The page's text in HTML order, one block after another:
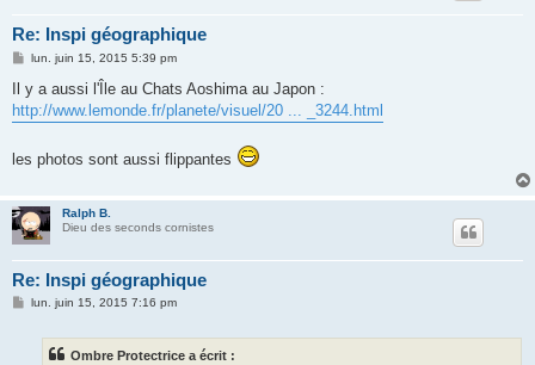
Re: Inspi géographique
M
s
s
a
lun. juin 15, 2015 5:39 pm
Il y a aussi l'Île au Chats Aoshima au Japon :
http://www.lemonde.fr/planete/visuel/20 ... _3244.html
les photos sont aussi flippantes
Ralph B.
Dieu des seconds cornistes
Re: Inspi géographique
Mlun. juin 15, 2015 7:16 pm
Ombre Protectrice a écrit :